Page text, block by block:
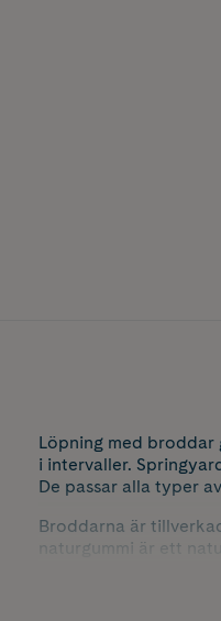
Löpning med
i intervaller.
De passar alla typer
Broddarna är
naturgummi är ett